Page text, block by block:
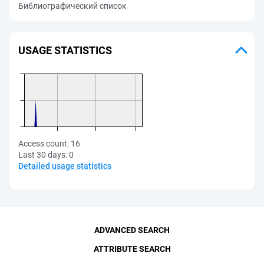
Библиографический список
USAGE STATISTICS
Access count: 16
Last 30 days:0
Detailed usage statistics
ADVANCED SEARCH
ATTRIBUTE SEARCH